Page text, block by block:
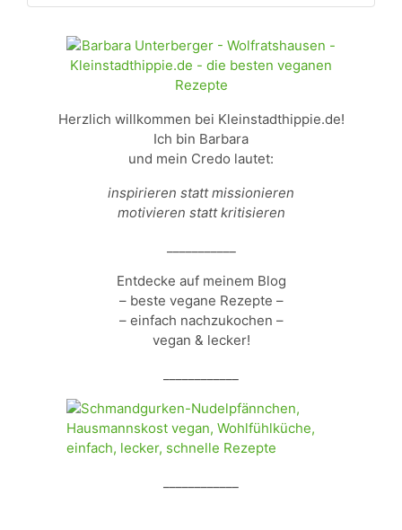
Herzlich willkommen bei Kleinstadthippie.de!
Ich bin Barbara
und mein Credo lautet:
inspirieren statt missionieren
motivieren statt kritisieren
Entdecke auf meinem Blog
– beste vegane Rezepte –
– einfach nachzukochen –
vegan & lecker!